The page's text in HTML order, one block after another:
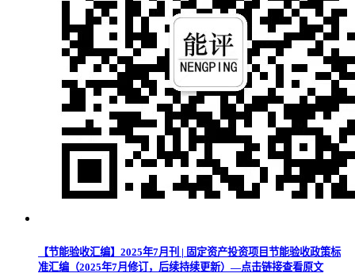
【节能验收汇编】2025年7月刊 | 固定资产投资项目节能验收政策标
准汇编（2025年7月修订，后续持续更新）—点击链接查看原文